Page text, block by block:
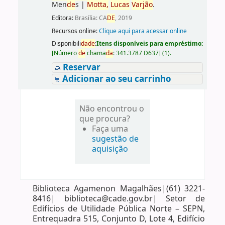
Mendes | Motta, Lucas Varjão.
Editora: Brasília: CADE, 2019
Recursos online:Clique aqui para acessar online
Disponibilidade:Itens disponíveis para empréstimo:
[Númerodechamada:341.3787 D637] (1).
Reservar
Adicionar ao seu carrinho
Não encontrou o
que procura?
Faça uma
sugestão de
aquisição
Biblioteca Agamenon Magalhães|(61) 3221-
8416| biblioteca@cade.gov.br| Setor de
Edifícios de Utilidade Pública Norte – SEPN,
Entrequadra 515, Conjunto D, Lote 4, Edifício